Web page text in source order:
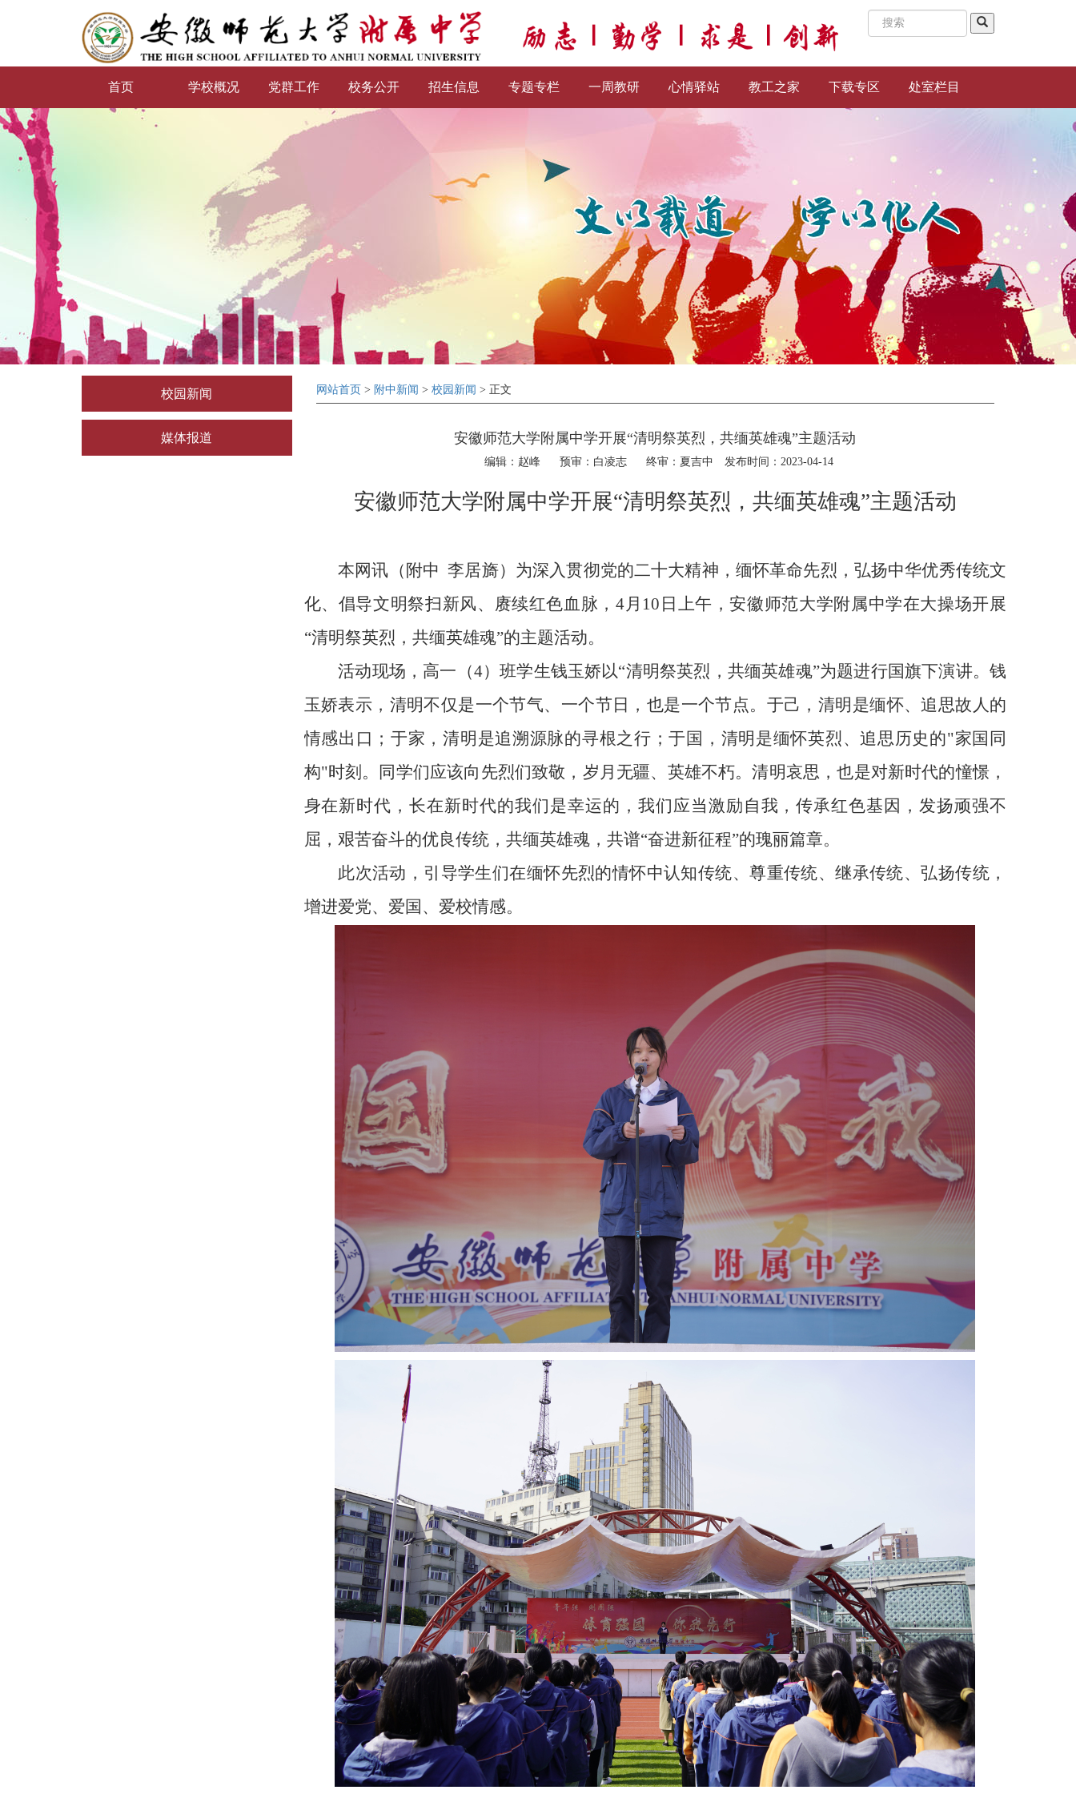
首页 学校概况 党群工作 校务公开 招生信息 专题专栏 一周教研 心情驿站 教工之家 下载专区 处室栏目
校园新闻
媒体报道
网站首页 > 附中新闻 > 校园新闻 > 正文
安徽师范大学附属中学开展“清明祭英烈，共缅英雄魂”主题活动
编辑：赵峰 预审：白凌志 终审：夏吉中 发布时间：2023-04-14
安徽师范大学附属中学开展“清明祭英烈，共缅英雄魂”主题活动
本网讯（附中 李居旖）为深入贯彻党的二十大精神，缅怀革命先烈，弘扬中华优秀传统文
化、倡导文明祭扫新风、赓续红色血脉， 4月 10 日上午，安徽师范大学附属中学在大操场开展
“清明祭英烈，共缅英雄魂”的主题活动。
活动现场，高一（4）班学生钱玉娇以“清明祭英烈，共缅英雄魂”为题进行国旗下演讲。钱
玉娇表示，清明不仅是一个节气、一个节日，也是一个节点。于己，清明是缅怀、追思故人的
情感出口；于家，清明是追溯源脉的寻根之行；于国，清明是缅怀英烈、追思历史的"家国同
构"时刻。同学们应该向先烈们致敬，岁月无疆、英雄不朽。清明哀思，也是对新时代的憧憬，
身在新时代，长在新时代的我们是幸运的，我们应当激励自我，传承红色基因，发扬顽强不
屈，艰苦奋斗的优良传统，共缅英雄魂，共谱“奋进新征程”的瑰丽篇章。
此次活动，引导学生们在缅怀先烈的情怀中认知传统、尊重传统、继承传统、弘扬传统，
增进爱党、爱国、爱校情感。